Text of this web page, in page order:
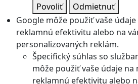
Povoliť
Odmietnuť
Google môže použiť vaše
reklamnú efektivitu alebo na
personalizovaných reklám.
Špecifický súhlas so
môže použiť vaše údaje na
reklamnú efektivitu alebo